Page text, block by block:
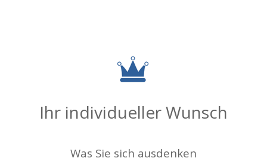
Ihr individueller Wunsch
Was Sie sich ausdenken